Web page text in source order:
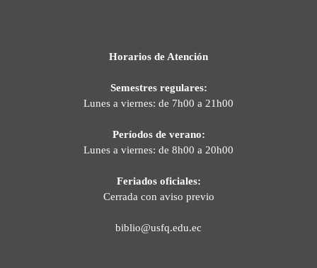
Horarios de Atención
Semestres regulares:
Lunes a viernes: de 7h00 a 21h00
Períodos de verano:
Lunes a viernes: de 8h00 a 20h00
Feriados oficiales:
Cerrada con aviso previo
biblio@usfq.edu.ec